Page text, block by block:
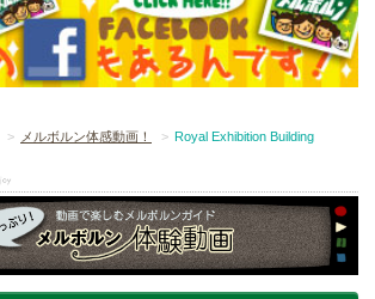
メルボルン体感動画！ Royal Exhibition Building